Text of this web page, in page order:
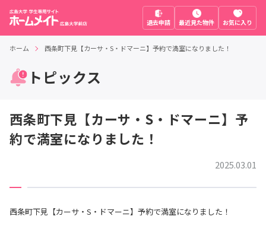
退去申請 最近見た物件 お気に入り
ホーム 西条町下見【カーサ・S・ドマーニ】予約で満室になりました！
トピックス
西条町下見【カーサ・S・ドマーニ】予
約で満室になりました！
2025.03.01
西条町下見【カーサ・S・ドマーニ】予約で満室になりました！